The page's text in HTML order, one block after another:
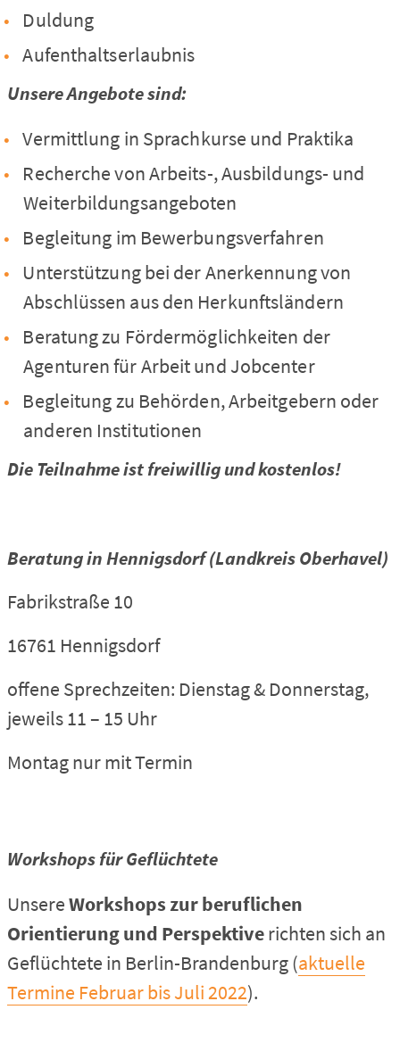
Duldung
Aufenthaltserlaubnis
Unsere Angebote sind:
Vermittlung in Sprachkurse und Praktika
Recherche von Arbeits-, Ausbildungs- und
Weiterbildungsangeboten
Begleitung im Bewerbungsverfahren
Unterstützung bei der Anerkennung von
Abschlüssen aus den Herkunftsländern
Beratung zu Fördermöglichkeiten der
Agenturen für Arbeit und Jobcenter
Begleitung zu Behörden, Arbeitgebern oder
anderen Institutionen
Die Teilnahme ist freiwillig und kostenlos!
Beratung in Hennigsdorf (Landkreis Oberhavel)
Fabrikstraße 10
16761 Hennigsdorf
offene Sprechzeiten: Dienstag & Donnerstag,
jeweils 11 – 15 Uhr
Montag nur mit Termin
Workshops für Geflüchtete
UnsereWorkshops zur beruflichen
Orientierung und Perspektiverichten sich an
Geflüchtete in Berlin-Brandenburg (aktuelle
Termine Februar bis Juli 2022).